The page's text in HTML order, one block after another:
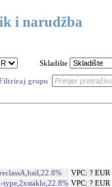
i narudžba
Skladište
grupu
VPC: ? EUR
type,2xstaklo,22.8% VPC: ? EUR